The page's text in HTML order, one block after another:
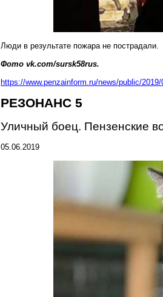
Люди в результате пожара не пострадали.
Фото vk.com/sursk58rus.
https://www.penzainform.ru/news/public/
РЕЗОНАНС 5
Уличный боец. Пензенские
05.06.2019